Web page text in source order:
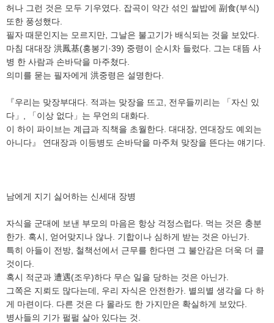
허나 그런 것은 모두 기우였다. 잡곡이 약간 섞인 쌀밥에 副食(부식)
또한 풍성했다.
필자 때문인지는 모르지만, 그날은 불고기가 배식되는 것을 보았다.
마침 대대장 洪鳳基(홍봉기·39) 중령이 순시차 들렀다. 그는 대뜸 사
병 한 사람과 손바닥을 마주쳤다.
의미를 묻는 필자에게 洪중령은 설명한다.
『우리는 맞장부대다. 적과는 맞장을 뜨고, 전우들끼리는 「자신 있
다」, 「이상 없다」는 무언의 대화다.
이 하이 파이브는 계급과 직책을 초월한다. 대대장, 연대장도 예외는
아니다』 연대장과 이등병도 손바닥을 마주쳐 맞장을 뜬다는 얘기다.
남에게 지기 싫어하는 신세대 장병
자식을 군대에 보낸 부모의 마음은 항상 걱정스럽다. 먹는 것은 충분
한가. 혹시, 얻어맞지나 않나. 기합이나 심하게 받는 것은 아닌가.
특히 아들이 전방, 철책선에서 근무를 한다면 그 불안감은 더욱 더 클
것이다.
혹시 적군과 遭遇(조우)하다 무슨 일을 당하는 것은 아닌가.
그쪽은 지뢰도 많다는데, 우리 자식은 안전한가. 별의별 생각을 다 하
게 마련이다. 다른 것은 다 몰라도 한 가지만은 확실하게 보았다.
병사들의 기가 펄펄 살아 있다는 것.